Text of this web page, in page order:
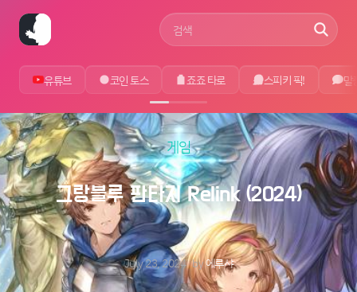
사이트 검색어
유튜브 코인 토스 죠죠 타로 스피키 픽! 말
게임
그랑블루 판타지 Relink (2024)
July 23, 2024 by에루샤